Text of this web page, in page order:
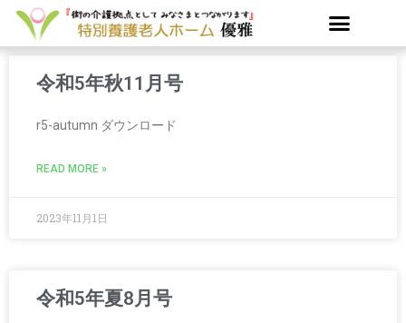
を
令和5年秋11月号
r5-autumn ダウンロード
READ MORE »
2023年11月1日
令和5年夏8月号